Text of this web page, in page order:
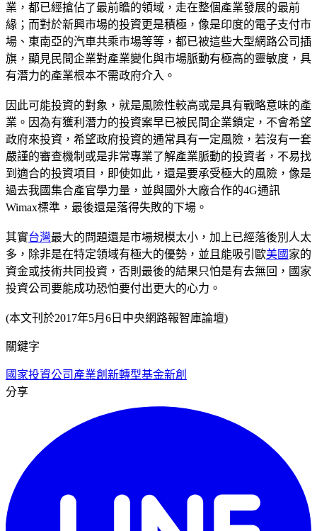
業，都已經搶佔了最前瞻的領域，走在整個產業發展的最前
緣；而對於新興市場的投資更是積極，像是印度的電子支付市
場、東南亞的汽車共乘市場等等，都已被這些大型網路公司插
旗，顯見民間企業對產業變化與市場脈動有極高的靈敏度，具
有潛力的產業根本不需政府介入。
因此可能投資的對象，就是風險性較高或是具有戰略意味的產
業。因為有獲利潛力的投資案早已被民間企業鎖定，不會希望
政府來投資，希望政府投資的通常具有一定風險，若沒有一套
嚴謹的審查機制或是非常專業了解產業脈動的投資者，不易找
到適合的投資項目，即使如此，還是要承受極大的風險，像是
過去我國集合產官學力量，並與國外大廠合作的4G通訊
Wimax標準，最後還是落得失敗的下場。
其實台灣最大的問題還是市場規模太小，加上已經落後別人太
多，除非是在特定領域有極大的優勢，並且能吸引歐美國 家的
資金或技術共同投資，否則最後的結果只怕是有去無回，國家
投資公司要能成功恐怕要付出更大的心力。
(本文刊於2017年5月6日中央網路報智庫論壇)
關鍵字
國家投資公司 產業創新轉型基金新創
分享